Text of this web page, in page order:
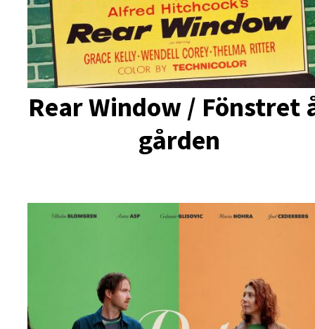
Rear Window / Fönstret
gården